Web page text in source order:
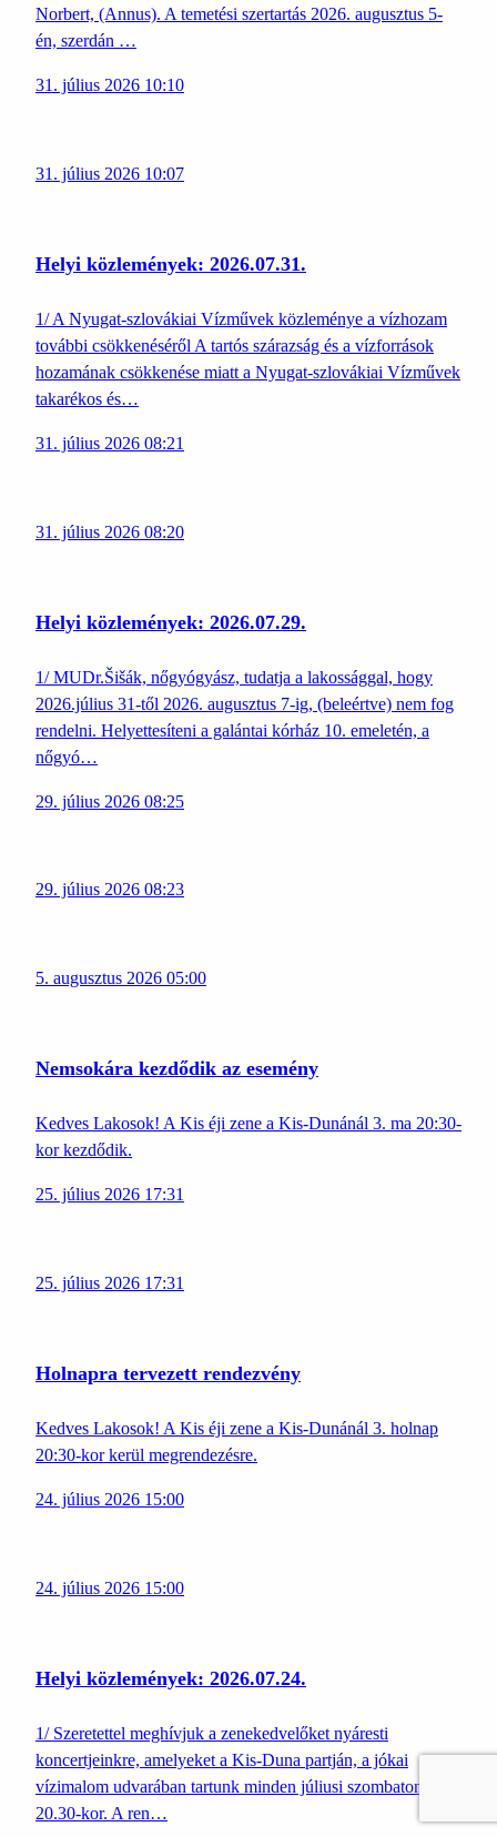
Norbert, (Annus). A temetési szertartás 2026. augusztus 5-
én, szerdán …
31. július 2026 10:10
31. július 2026 10:07
Helyi közlemények: 2026.07.31.
1/ A Nyugat-szlovákiai Vízművek közleménye a vízhozam
további csökkenéséről A tartós szárazság és a vízforrások
hozamának csökkenése miatt a Nyugat-szlovákiai Vízművek
takarékos és…
31. július 2026 08:21
31. július 2026 08:20
Helyi közlemények: 2026.07.29.
1/ MUDr.Šišák, nőgyógyász, tudatja a lakossággal, hogy
2026.július 31-től 2026. augusztus 7-ig, (beleértve) nem fog
rendelni. Helyettesíteni a galántai kórház 10. emeletén, a
nőgyó…
29. július 2026 08:25
29. július 2026 08:23
5. augusztus 2026 05:00
Nemsokára kezdődik az esemény
Kedves Lakosok! A Kis éji zene a Kis-Dunánál 3. ma 20:30-
kor kezdődik.
25. július 2026 17:31
25. július 2026 17:31
Holnapra tervezett rendezvény
Kedves Lakosok! A Kis éji zene a Kis-Dunánál 3. holnap
20:30-kor kerül megrendezésre.
24. július 2026 15:00
24. július 2026 15:00
Helyi közlemények: 2026.07.24.
1/ Szeretettel meghívjuk a zenekedvelőket nyáresti
koncertjeinkre, amelyeket a Kis-Duna partján, a jókai
vízimalom udvarában tartunk minden júliusi szombaton, este
20.30-kor. A ren…